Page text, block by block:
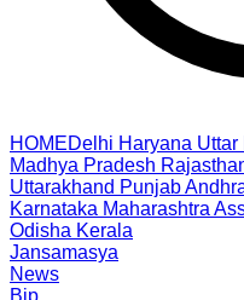
HOMEDelhi Haryana Uttar
Madhya Pradesh
Uttarakhand Punjab
Karnataka Maharashtra
Odisha Kerala
Jansamasya
News
Bjp